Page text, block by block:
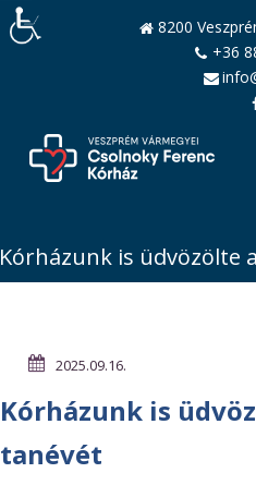
8200
+36
is üdvözölte
2025.09.16.
Kórházunk is
tanévét